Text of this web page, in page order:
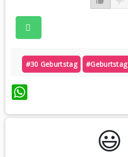
#30 Geburtstag #geburtstag
WhatsApp
😃️